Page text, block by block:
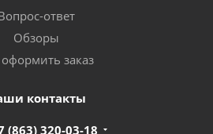
ответ
Обзоры
оформить заказ
контакты
(863) 320-03-18